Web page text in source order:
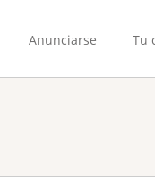
Anunciarse Tu